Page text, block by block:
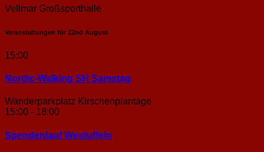
Vellmar Großsporthalle
Veranstaltungen für 22nd August
15:00
Nordic-Walking SH Samstag
Wanderparkplatz Kirschenplantage
15:00 - 18:00
Spendenlauf Westuffeln